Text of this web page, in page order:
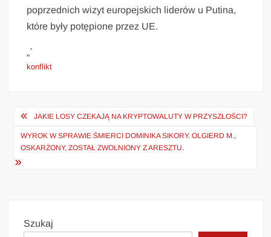
poprzednich wizyt europejskich liderów u Putina,
które były potępione przez UE.
„`
konflikt
Nawigacja
wpisu
JAKIE LOSY CZEKAJĄ NA KRYPTOWALUTY W PRZYSZŁOŚCI?
WYROK W SPRAWIE ŚMIERCI DOMINIKA SIKORY. OLGIERD M.,
OSKARŻONY, ZOSTAŁ ZWOLNIONY Z ARESZTU.
Szukaj